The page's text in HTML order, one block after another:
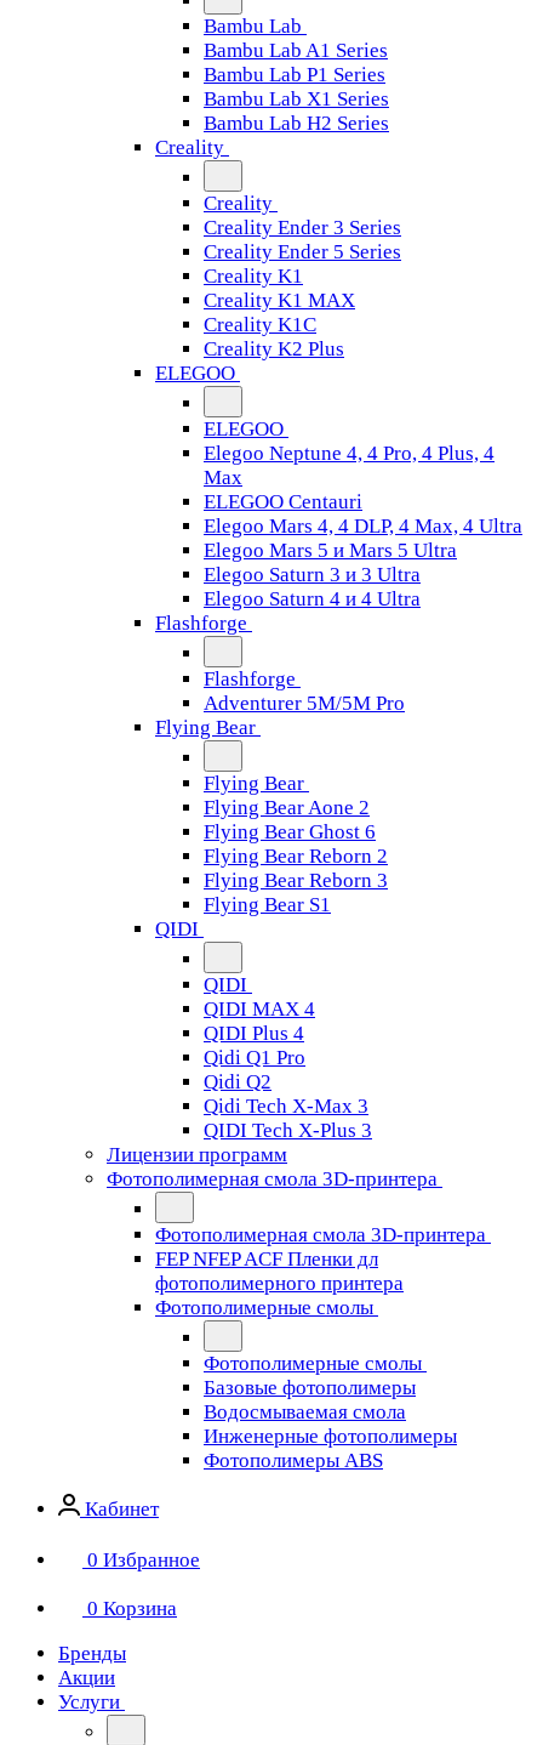
Bambu Lab
Bambu Lab A1 Series
Bambu Lab P1 Series
Bambu Lab X1 Series
Bambu Lab H2 Series
Creality
Creality
Creality Ender 3 Series
Creality Ender 5 Series
Creality K1
Creality K1 MAX
Creality K1C
Creality K2 Plus
ELEGOO
ELEGOO
Elegoo Neptune 4, 4 Pro, 4 Plus, 4
Max
ELEGOO Centauri
Elegoo Mars 4, 4 DLP, 4 Max, 4 Ultra
Elegoo Mars 5 и Mars 5 Ultra
Elegoo Saturn 3 и 3 Ultra
Elegoo Saturn 4 и 4 Ultra
Flashforge
Flashforge
Adventurer 5M/5M Pro
Flying Bear
Flying Bear
Flying Bear Aone 2
Flying Bear Ghost 6
Flying Bear Reborn 2
Flying Bear Reborn 3
Flying Bear S1
QIDI
QIDI
QIDI MAX 4
QIDI Plus 4
Qidi Q1 Pro
Qidi Q2
Qidi Tech X-Max 3
QIDI Tech X-Plus 3
Лицензии программ
Фотополимерная смола 3D-принтера
Фотополимерная смола 3D-принтера
FEP NFEP ACF Пленки дл
фотополимерного принтера
Фотополимерные смолы
Фотополимерные смолы
Базовые фотополимеры
Водосмываемая смола
Инженерные фотополимеры
Фотополимеры ABS
Кабинет
0 Избранное
0 Корзина
Бренды
Акции
Услуги